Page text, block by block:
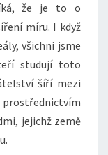
že je to o
míru. I když
všichni jsme
studují toto
šíří mezi
jejichž země